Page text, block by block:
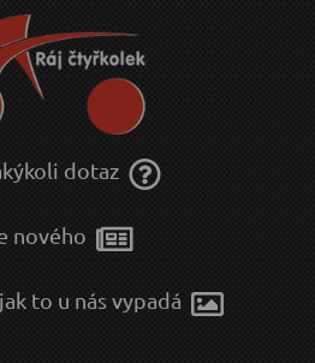
dotaz
nového
to u nás vypadá